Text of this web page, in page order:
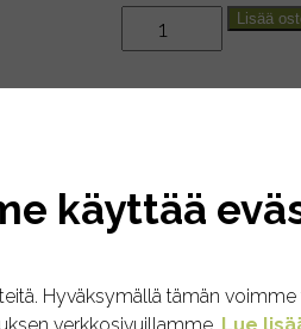
calendula
Lisää
käsitiskiaine auttaa
ovat tiskiaineen tehon
käyttää
Hyväksymällä tämän voimme
verkkosivuillamme. Lue